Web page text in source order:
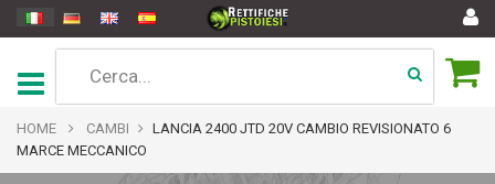
HOME CAMBI
LANCIA 2400 JTD 20V CAMBIO REVISIONATO 6
MARCE MECCANICO